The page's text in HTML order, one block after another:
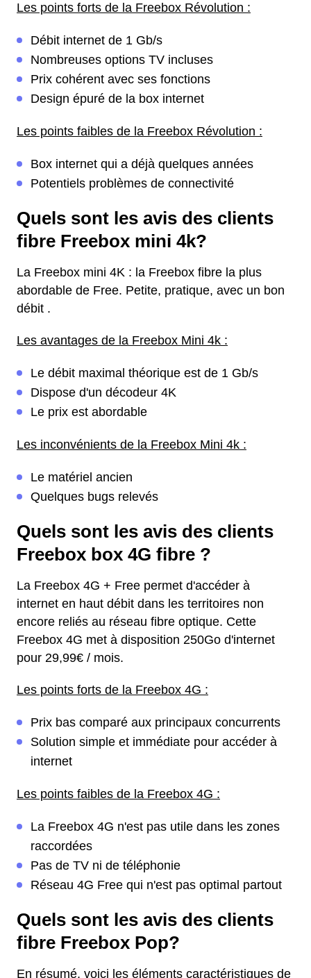
Les points forts de la Freebox Révolution :
Débit internet de 1 Gb/s
Nombreuses options TV incluses
Prix cohérent avec ses fonctions
Design épuré de la box internet
Les points faibles de la Freebox Révolution :
Box internet qui a déjà quelques années
Potentiels problèmes de connectivité
Quels sont les avis des clients
fibre Freebox mini 4k?
La Freebox mini 4K : la Freebox fibre la plus
abordable de Free. Petite, pratique, avec un bon
débit .
Les avantages de la Freebox Mini 4k :
Le débit maximal théorique est de 1 Gb/s
Dispose d'un décodeur 4K
Le prix est abordable
Les inconvénients de la Freebox Mini 4k :
Le matériel ancien
Quelques bugs relevés
Quels sont les avis des clients
Freebox box 4G fibre ?
La Freebox 4G + Free permet d'accéder à
internet en haut débit dans les territoires non
encore reliés au réseau fibre optique. Cette
Freebox 4G met à disposition 250Go d'internet
pour 29,99€ / mois.
Les points forts de la Freebox 4G :
Prix bas comparé aux principaux concurrents
Solution simple et immédiate pour accéder à
internet
Les points faibles de la Freebox 4G :
La Freebox 4G n'est pas utile dans les zones
raccordées
Pas de TV ni de téléphonie
Réseau 4G Free qui n'est pas optimal partout
Quels sont les avis des clients
fibre Freebox Pop?
En résumé, voici les éléments caractéristiques de